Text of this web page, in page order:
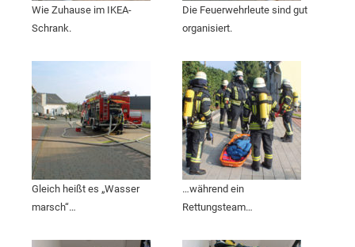
Wie Zuhause im IKEA-
Schrank.
Die Feuerwehrleute sind gut
organisiert.
Gleich heißt es „Wasser
marsch“…
…während ein
Rettungsteam…